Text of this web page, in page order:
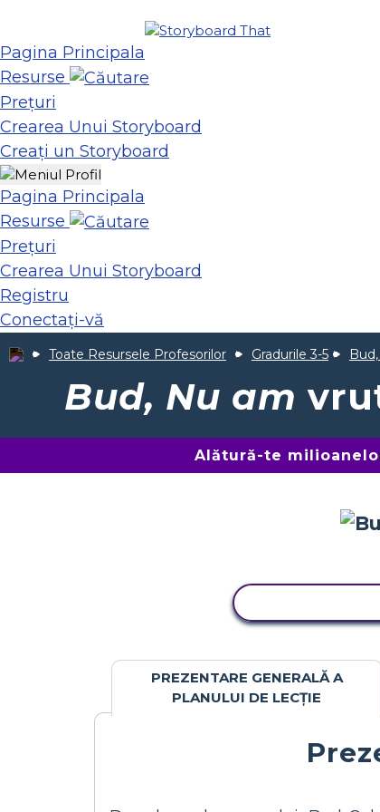
Pagina Principala
Resurse
Prețuri
Crearea Unui Storyboard
Creați un Storyboard
Pagina Principala
Resurse
Prețuri
Crearea Unui Storyboard
Registru
Conectați-vă
Toate Resursele Profesorilor Gradurile 3-5
Bud, Nu am
Alătură-te
PREZENTARE GENERALĂ A
PLANULUI DE LECȚIE